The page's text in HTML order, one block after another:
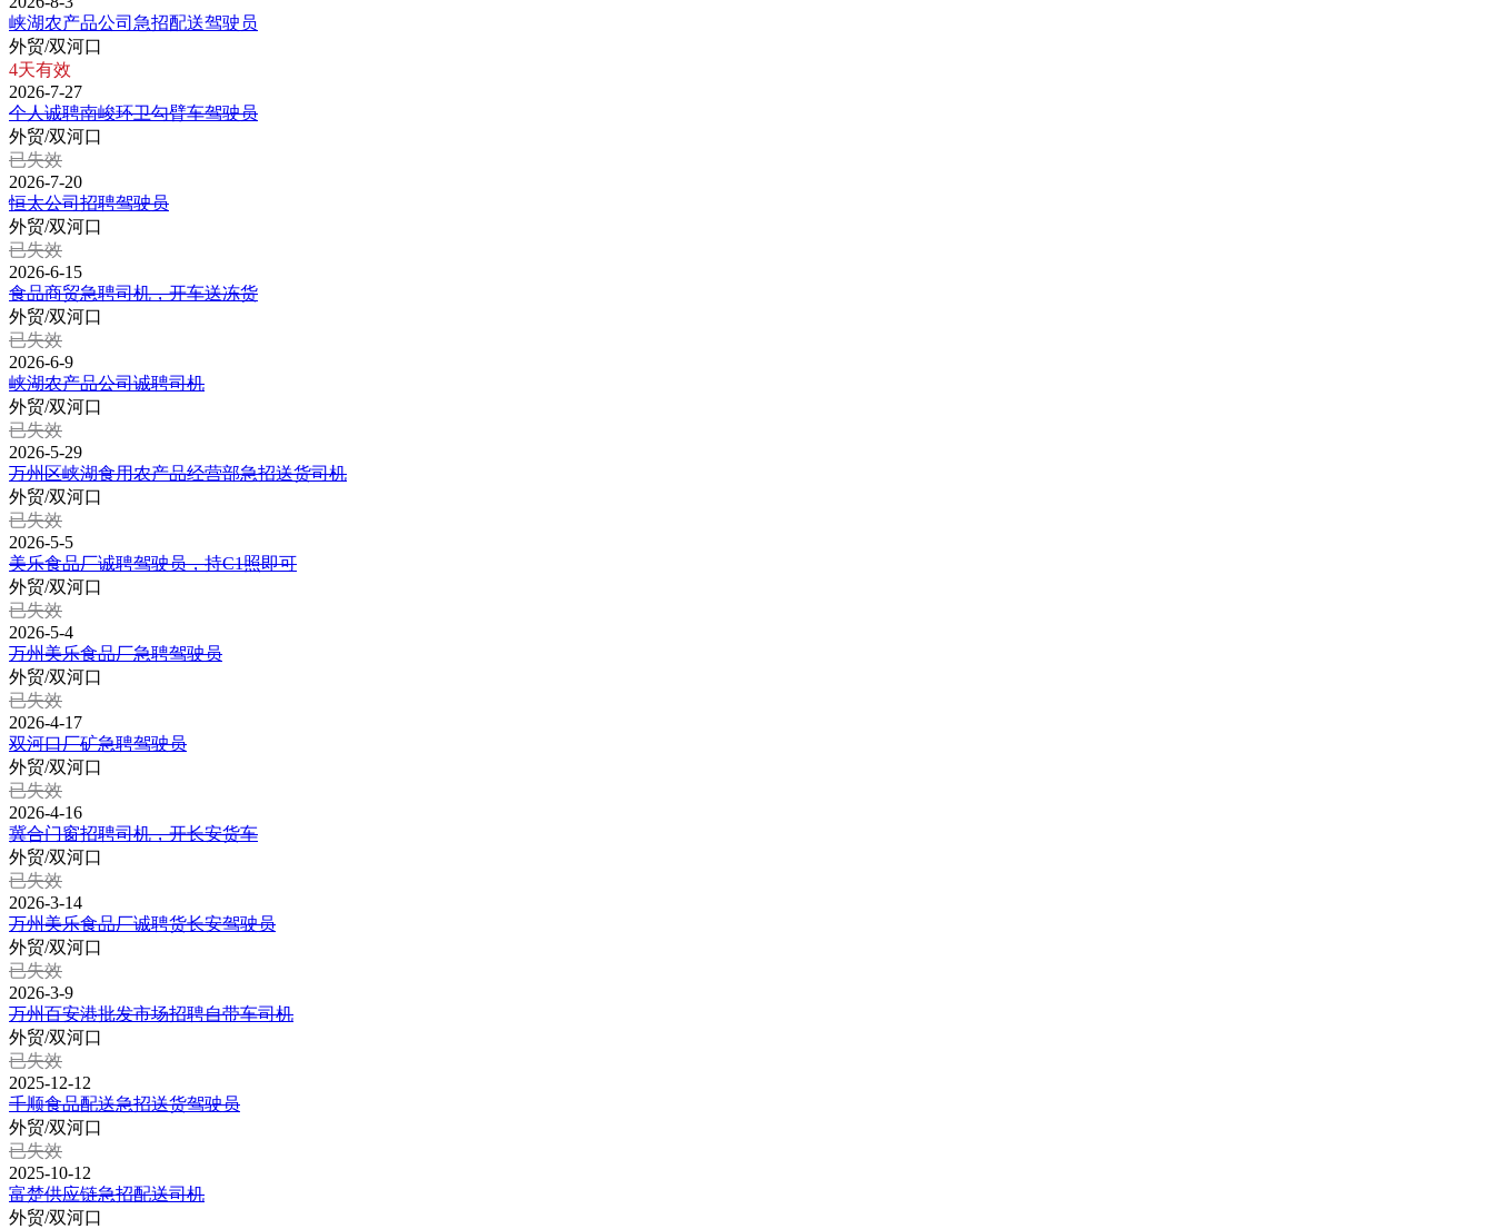
峡湖农产品公司急招配送驾驶员
外贸/双河口
4天有效
2026-7-27
个人诚聘南峻环卫勾臂车驾驶员
外贸/双河口
已失效
2026-7-20
恒太公司招聘驾驶员
外贸/双河口
已失效
2026-6-15
食品商贸急聘司机，开车送冻货
外贸/双河口
已失效
2026-6-9
峡湖农产品公司诚聘司机
外贸/双河口
已失效
2026-5-29
万州区峡湖食用农产品经营部急招送货司机
外贸/双河口
已失效
2026-5-5
美乐食品厂诚聘驾驶员，持C1照即可
外贸/双河口
已失效
2026-5-4
万州美乐食品厂急聘驾驶员
外贸/双河口
已失效
2026-4-17
双河口厂矿急聘驾驶员
外贸/双河口
已失效
2026-4-16
冀合门窗招聘司机，开长安货车
外贸/双河口
已失效
2026-3-14
万州美乐食品厂诚聘货长安驾驶员
外贸/双河口
已失效
2026-3-9
万州百安港批发市场招聘自带车司机
外贸/双河口
已失效
2025-12-12
千顺食品配送急招送货驾驶员
外贸/双河口
已失效
2025-10-12
富楚供应链急招配送司机
外贸/双河口